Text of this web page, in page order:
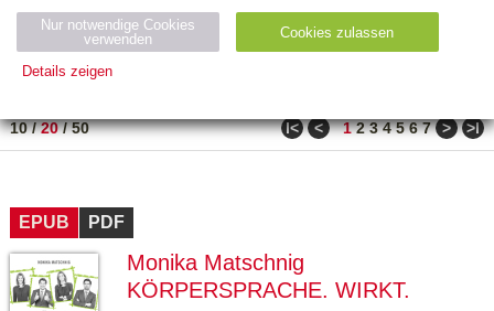
Neuerscheinung
Bestseller
PREIS
10/20/50 ǀ< < 1 2 3 4 5 6 7 > >ǀ
EPUB PDF
Monika Matschnig
KÖRPERSPRACHE. WIRKT.
Nur notwendige Cookies
verwenden
Cookies zulassen
Details zeigen
Name Zweck
Ty
ESSION
_ID
verlag.
de
GV_CO
OKIES
gabal-
verlag.
de
Speichert den Zustimmungsstatus des
Benutzers für Cookies auf der aktuellen
Domäne.